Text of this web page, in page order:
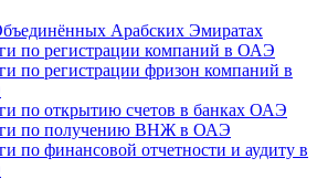
Арабских Эмиратах
по регистрации компаний в ОАЭ
по регистрации фризон компаний в
по открытию счетов в банках ОАЭ
по получению ВНЖ в ОАЭ
по финансовой отчетности и аудиту в